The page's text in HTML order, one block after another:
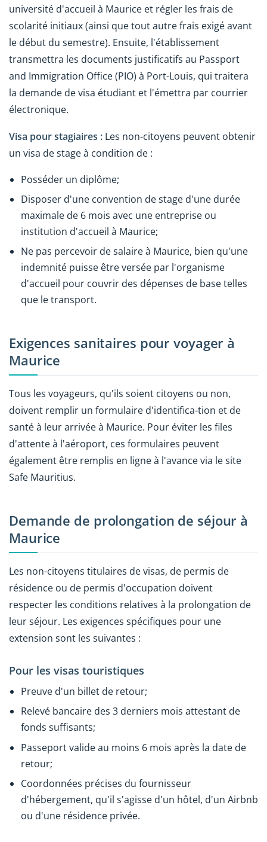
université d'accueil à Maurice et régler les frais de
scolarité initiaux (ainsi que tout autre frais exigé avant
le début du semestre). Ensuite, l'établissement
transmettra les documents justificatifs au Passport
and Immigration Office (PIO) à Port-Louis, qui traitera
la demande de visa étudiant et l'émettra par courrier
électronique.
Visa pour stagiaires : Les non-citoyens peuvent obtenir
un visa de stage à condition de :
Posséder un diplôme;
Disposer d'une convention de stage d'une durée
maximale de 6 mois avec une entreprise ou
institution d'accueil à Maurice;
Ne pas percevoir de salaire à Maurice, bien qu'une
indemnité puisse être versée par l'organisme
d'accueil pour couvrir des dépenses de base telles
que le transport.
Exigences sanitaires pour voyager à
Maurice
Tous les voyageurs, qu'ils soient citoyens ou non,
doivent remplir un formulaire d'identifica-tion et de
santé à leur arrivée à Maurice. Pour éviter les files
d'attente à l'aéroport, ces formulaires peuvent
également être remplis en ligne à l'avance via le site
Safe Mauritius.
Demande de prolongation de séjour à
Maurice
Les non-citoyens titulaires de visas, de permis de
résidence ou de permis d'occupation doivent
respecter les conditions relatives à la prolongation de
leur séjour. Les exigences spécifiques pour une
extension sont les suivantes :
Pour les visas touristiques
Preuve d'un billet de retour;
Relevé bancaire des 3 derniers mois attestant de
fonds suffisants;
Passeport valide au moins 6 mois après la date de
retour;
Coordonnées précises du fournisseur
d'hébergement, qu'il s'agisse d'un hôtel, d'un Airbnb
ou d'une résidence privée.